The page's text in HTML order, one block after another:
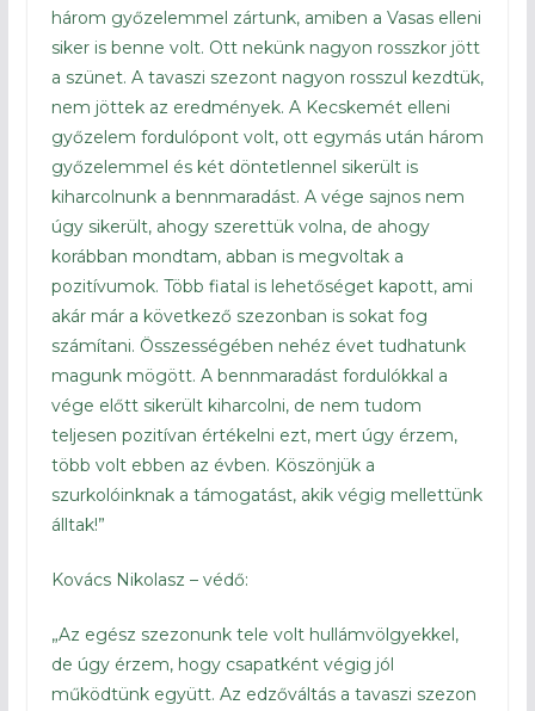
három győzelemmel zártunk, amiben a Vasas elleni
siker is benne volt. Ott nekünk nagyon rosszkor jött
a szünet. A tavaszi szezont nagyon rosszul kezdtük,
nem jöttek az eredmények. A Kecskemét elleni
győzelem fordulópont volt, ott egymás után három
győzelemmel és két döntetlennel sikerült is
kiharcolnunk a bennmaradást. A vége sajnos nem
úgy sikerült, ahogy szerettük volna, de ahogy
korábban mondtam, abban is megvoltak a
pozitívumok. Több fiatal is lehetőséget kapott, ami
akár már a következő szezonban is sokat fog
számítani. Összességében nehéz évet tudhatunk
magunk mögött. A bennmaradást fordulókkal a
vége előtt sikerült kiharcolni, de nem tudom
teljesen pozitívan értékelni ezt, mert úgy érzem,
több volt ebben az évben. Köszönjük a
szurkolóinknak a támogatást, akik végig mellettünk
álltak!”
Kovács Nikolasz – védő:
„Az egész szezonunk tele volt hullámvölgyekkel,
de úgy érzem, hogy csapatként végig jól
működtünk együtt. Az edzőváltás a tavaszi szezon